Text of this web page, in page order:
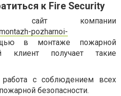
к Fire Security
сайт компании
pozharnoi-
в монтаже пожарной
клиент получает такие
работа с соблюдением всех
безопасности.